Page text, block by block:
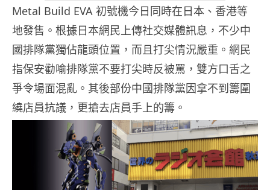
Metal Build EVA 初號機今日同時在日本、香港等
地發售。根據日本網民上傳社交媒體訊息，不少中
國排隊黨獨佔龍頭位置，而且打尖情況嚴重。網民
指保安勸喻排隊黨不要打尖時反被罵，雙方口舌之
爭令場面混亂。其後部份中國排隊黨因拿不到籌圍
繞店員抗議，更搶去店員手上的籌。